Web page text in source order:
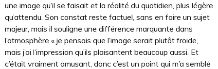
une image qu’il se faisait et la réalité du quotidien, plus légère
qu’attendu. Son constat reste factuel, sans en faire un sujet
majeur, mais il souligne une différence marquante dans
l’atmosphère « je pensais que l’image serait plutôt froide,
mais j’ai l’impression qu’ils plaisantent beaucoup aussi. Et
c’était vraiment amusant, donc c’est un point qui m’a semblé